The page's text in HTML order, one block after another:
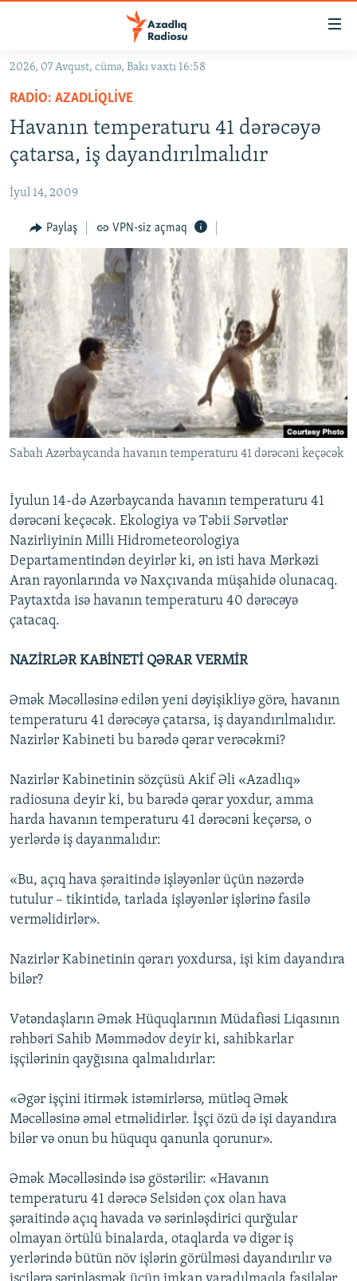
Əsas
qayıt
Əsas
qayıt
Axtarışa
keç
GÜNDƏM
KORRUPSIOMETR
#ƏSLINDƏ
FƏRQƏ BAX
QANUNI DOĞRU
ARAŞDIRMA
MULTIMEDIA
VIDEO
FOTOQALEREYA
İNFOQRAFIKA
KARIKATURA
RADIO ARXIV
AZƏRBAYCAN ƏDƏBIYYATI KITABXANASI
İSLAM VƏ DEMOKRATIYA
İZ - MƏDƏNIYYƏT PROQRAMI
HAQQIMIZDA
MISSIYAMIZ
PEŞƏ ETIKASI VƏ JURNALISTIKA STANDARTLARIMIZ
MATERIALLARIMIZDAN ISTIFADƏ
AZADLIQRADIOSU MOBIL TELEFONUNUZDA
XƏBƏR BÜLLETENLƏRIMIZ
BIZI IZLƏ
RFE/RL-in bütün saytları
2026, 07 Avqust, cümə, Bakı vaxtı 16:58
RADIO: AZADLIQLIVE
Havanın temperaturu 41 dərəcəyə
çatarsa, iş dayandırılmalıdır
İyul 14, 2009
Paylaş VPN-siz açmaq
Sabah Azərbaycanda havanın temperaturu 41 dərəcəni keçəcək
İyulun 14-də Azərbaycanda havanın temperaturu 41
dərəcəni keçəcək. Ekologiya və Təbii Sərvətlər
Nazirliyinin Milli Hidrometeorologiya
Departamentindən deyirlər ki, ən isti hava Mərkəzi
Aran rayonlarında və Naxçıvanda müşahidə olunacaq.
Paytaxtda isə havanın temperaturu 40 dərəcəyə
çatacaq.
NAZİRLƏR KABİNETİ QƏRAR VERMİR
Əmək Məcəlləsinə edilən yeni dəyişikliyə görə, havanın
temperaturu 41 dərəcəyə çatarsa, iş dayandırılmalıdır.
Nazirlər Kabineti bu barədə qərar verəcəkmi?
Nazirlər Kabinetinin sözçüsü Akif Əli «Azadlıq»
radiosuna deyir ki, bu barədə qərar yoxdur, amma
harda havanın temperaturu 41 dərəcəni keçərsə, o
yerlərdə iş dayanmalıdır:
«Bu, açıq hava şəraitində işləyənlər üçün nəzərdə
tutulur – tikintidə, tarlada işləyənlər işlərinə fasilə
verməlidirlər».
Nazirlər Kabinetinin qərarı yoxdursa, işi kim dayandıra
bilər?
Vətəndaşların Əmək Hüquqlarının Müdafiəsi Liqasının
rəhbəri Sahib Məmmədov deyir ki, sahibkarlar
işçilərinin qayğısına qalmalıdırlar:
«Əgər işçini itirmək istəmirlərsə, mütləq Əmək
Məcəlləsinə əməl etməlidirlər. İşçi özü də işi dayandıra
bilər və onun bu hüququ qanunla qorunur».
Əmək Məcəlləsində isə göstərilir: «Havanın
temperaturu 41 dərəcə Selsidən çox olan hava
şəraitində açıq havada və sərinləşdirici qurğular
olmayan örtülü binalarda, otaqlarda və digər iş
yerlərində bütün növ işlərin görülməsi dayandırılır və